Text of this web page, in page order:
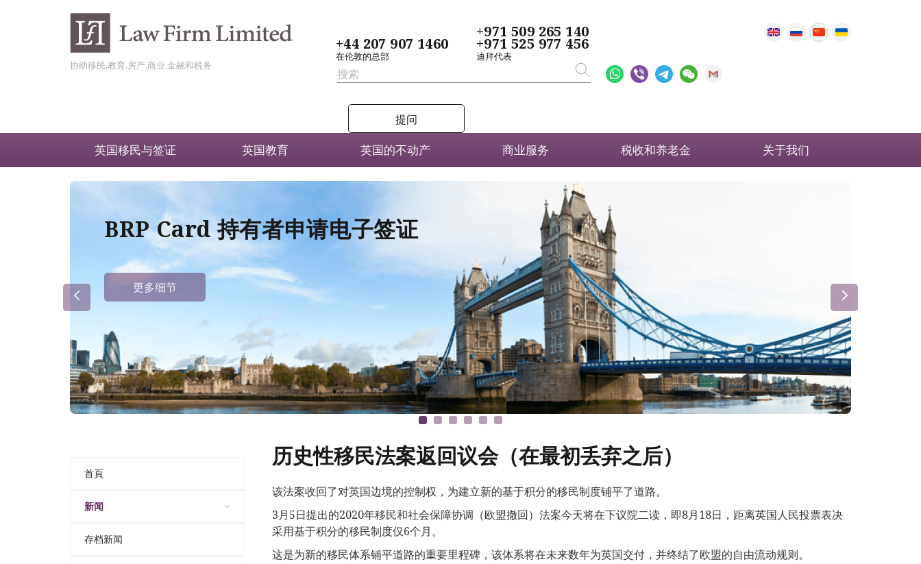
协助移民,教育,房产,商业,金融和税务
+44 207 907 1460
在伦敦的总部
+971 509 265 140
+971 525 977 456
迪拜代表
提问
英国移民与签证 英国教育 英国的不动产 商业服务 税收和养老金 关于我们
BRP Card 持有者申请电子签证
更多细节
首頁
新闻
存档新闻
历史性移民法案返回议会（在最初丢弃之后）
该法案收回了对英国边境的控制权，为建立新的基于积分的移民制度铺平了道路。
3月5日提出的2020年移民和社会保障协调（欧盟撤回）法案今天将在下议院二读，即8月18日，距离英国人民投票表决
采用基于积分的移民制度仅6个月。
这是为新的移民体系铺平道路的重要里程碑，该体系将在未来数年为英国交付，并终结了欧盟的自由流动规则。